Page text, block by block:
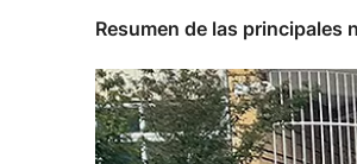
Resumen de las principales